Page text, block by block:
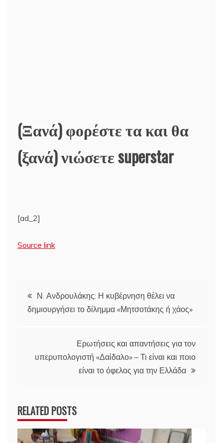
(Ξανά) φορέστε τα και θα
(ξανά) νιώσετε superstar
[ad_2]
Source link
Πλοήγηση
άρθρων
Ν. Ανδρουλάκης: Η κυβέρνηση θέλει να
δημιουργήσει το δίλημμα «Μητσοτάκης ή χάος»
Ερωτήσεις και απαντήσεις για τον
υπερυπολογιστή «Δαίδαλο» – Τι είναι και ποιο
είναι το όφελος για την Ελλάδα
RELATED POSTS